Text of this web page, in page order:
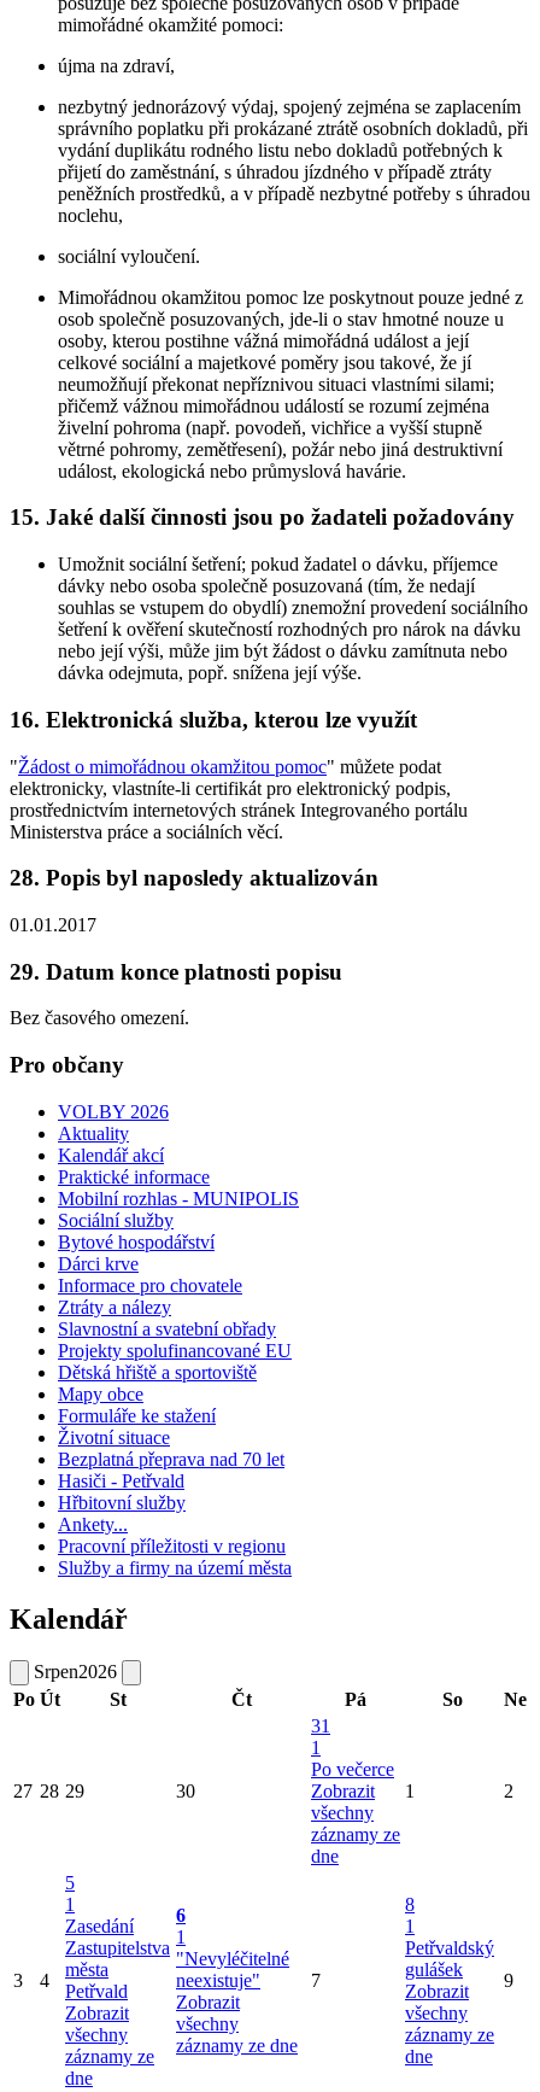
mimořádné okamžité pomoci:
újma na zdraví,
nezbytný jednorázový výdaj, spojený zejména se zaplacením
správního poplatku při prokázané ztrátě osobních dokladů, při
vydání duplikátu rodného listu nebo dokladů potřebných k
přijetí do zaměstnání, s úhradou jízdného v případě ztráty
peněžních prostředků, a v případě nezbytné potřeby s úhradou
noclehu,
sociální vyloučení.
Mimořádnou okamžitou pomoc lze poskytnout pouze jedné z
osob společně posuzovaných, jde-li o stav hmotné nouze u
osoby, kterou postihne vážná mimořádná událost a její
celkové sociální a majetkové poměry jsou takové, že jí
neumožňují překonat nepříznivou situaci vlastními silami;
přičemž vážnou mimořádnou událostí se rozumí zejména
živelní pohroma (např. povodeň, vichřice a vyšší stupně
větrné pohromy, zemětřesení), požár nebo jiná destruktivní
událost, ekologická nebo průmyslová havárie.
15. Jaké další činnosti jsou po žadateli požadovány
Umožnit sociální šetření; pokud žadatel o dávku, příjemce
dávky nebo osoba společně posuzovaná (tím, že nedají
souhlas se vstupem do obydlí) znemožní provedení sociálního
šetření k ověření skutečností rozhodných pro nárok na dávku
nebo její výši, může jim být žádost o dávku zamítnuta nebo
dávka odejmuta, popř. snížena její výše.
16. Elektronická služba, kterou lze využít
"Žádost o mimořádnou okamžitou pomoc" můžete podat
elektronicky, vlastníte-li certifikát pro elektronický podpis,
prostřednictvím internetových stránek Integrovaného portálu
Ministerstva práce a sociálních věcí.
28. Popis byl naposledy aktualizován
01.01.2017
29. Datum konce platnosti popisu
Bez časového omezení.
Pro občany
VOLBY 2026
Aktuality
Kalendář akcí
Praktické informace
Mobilní rozhlas - MUNIPOLIS
Sociální služby
Bytové hospodářství
Dárci krve
Informace pro chovatele
Ztráty a nálezy
Slavnostní a svatební obřady
Projekty spolufinancované EU
Dětská hřiště a sportoviště
Mapy obce
Formuláře ke stažení
Životní situace
Bezplatná přeprava nad 70 let
Hasiči - Petřvald
Hřbitovní služby
Ankety...
Pracovní příležitosti v regionu
Služby a firmy na území města
Kalendář
Srpen2026
Po Út St Čt Pá So Ne
27 28 29 30
31
1
Po večerce
Zobrazit
všechny
záznamy ze
dne
1 2
3 4
5
1
Zasedání
Zastupitelstva
města
Petřvald
Zobrazit
všechny
záznamy ze
dne
6
1
"Nevyléčitelné
neexistuje"
Zobrazit
všechny
záznamy ze dne
7
8
1
Petřvaldský
gulášek
Zobrazit
všechny
záznamy ze
dne
9